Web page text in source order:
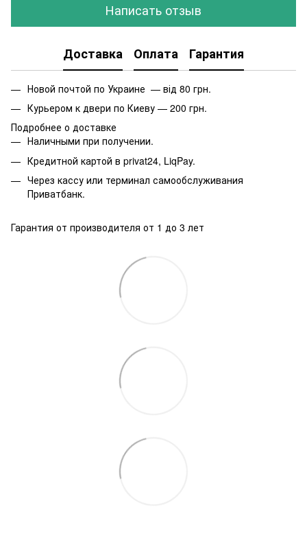
Написать отзыв
Доставка Оплата Гарантия
Новой почтой по Украине — від 80 грн.
Курьером к двери по Киеву — 200 грн.
Подробнее о доставке
Наличными при получении.
Кредитной картой в privat24, LiqPay.
Через кассу или терминал самообслуживания
Приватбанк.
Гарантия от производителя от 1 до 3 лет